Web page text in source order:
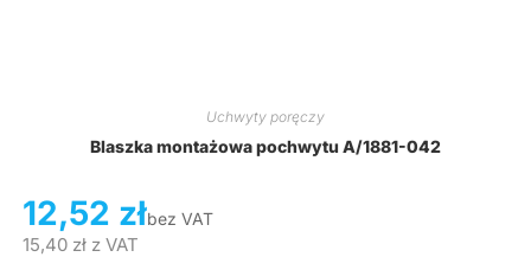
Uchwyty poręczy
Blaszka montażowa pochwytu A/1881-042
12,52 złbez VAT
15,40 złz VAT